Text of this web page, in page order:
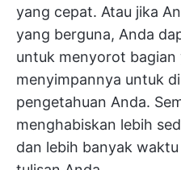
yang cepat. Atau jika
yang berguna, Anda
untuk menyorot
menyimpannya untuk
pengetahuan Anda.
menghabiskan lebih
dan lebih banyak